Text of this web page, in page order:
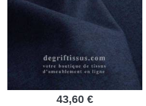
43,60 €